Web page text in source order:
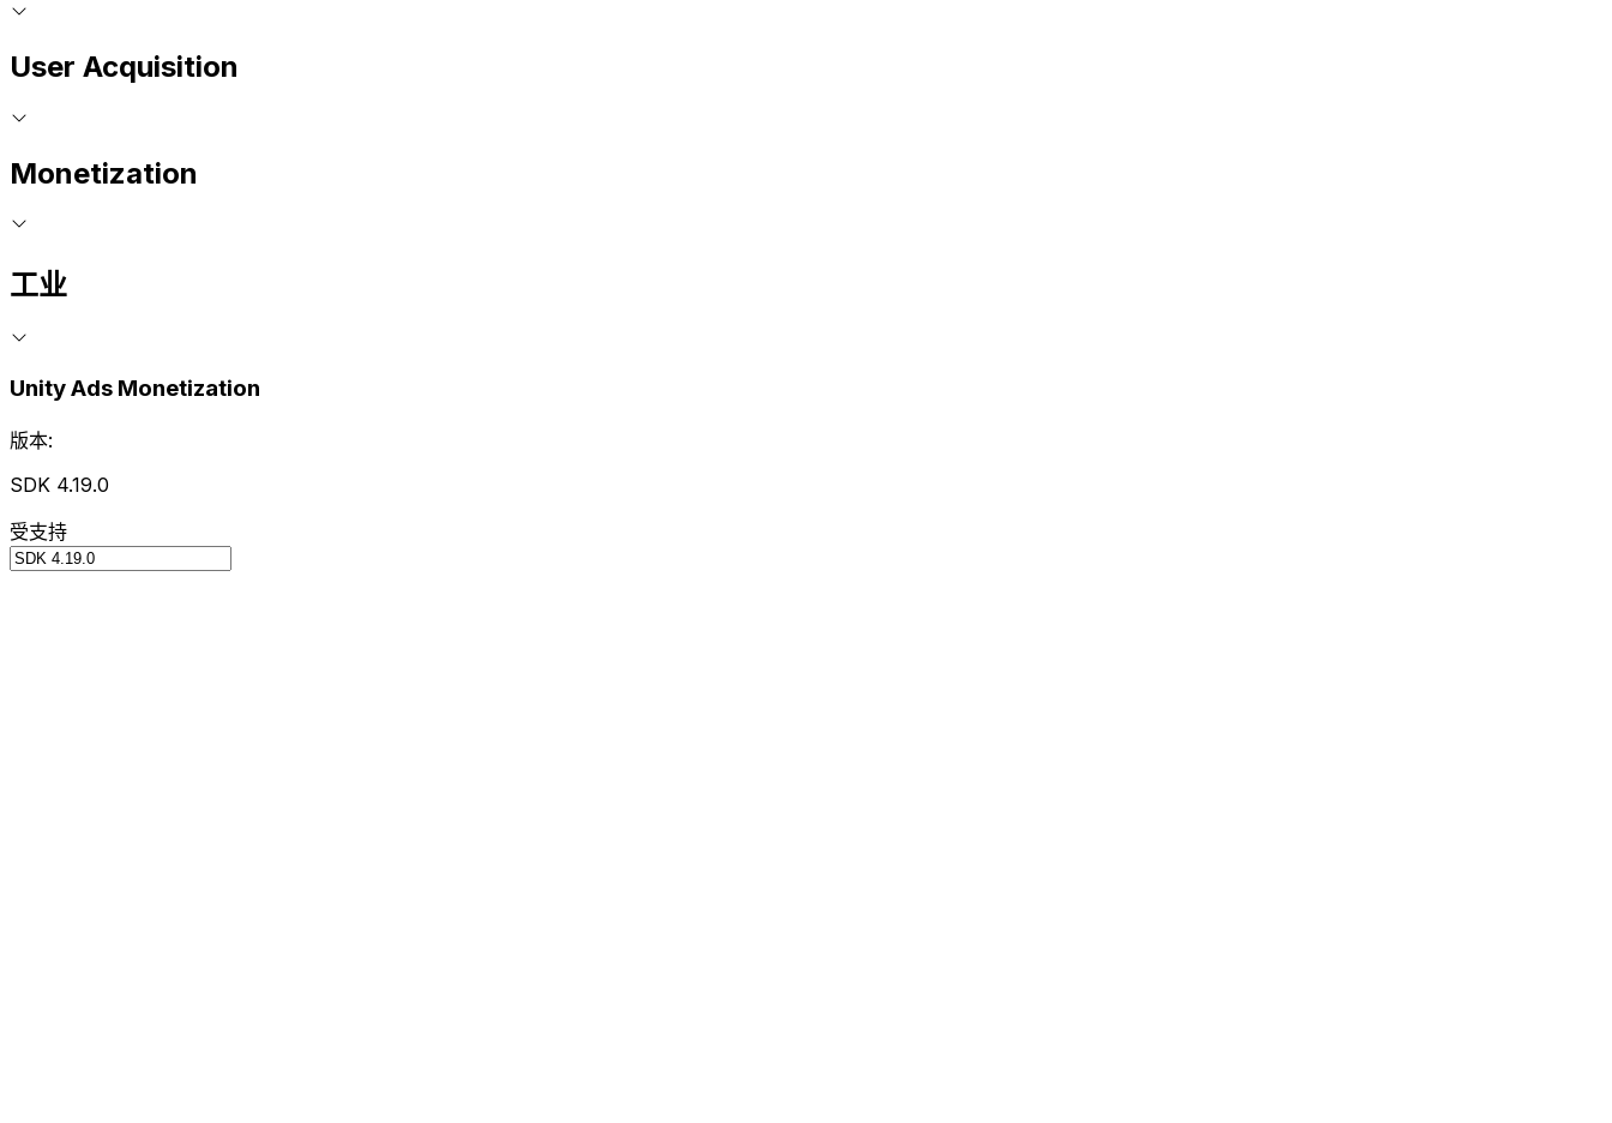
User Acquisition
Monetization
工业
Unity Ads Monetization
版本:
SDK 4.19.0
受支持